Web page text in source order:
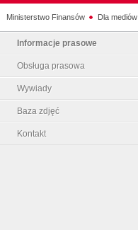
Ministerstwo Finansów Dla mediów
Informacje prasowe
Obsługa prasowa
Wywiady
Baza zdjęć
Kontakt